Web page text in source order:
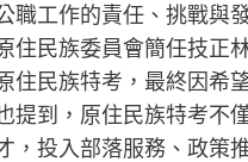
職工作的責任、挑戰與
住民族委員會簡任技正
住民族特考，最終因希
提到，原住民族特考不
，投入部落服務、政策